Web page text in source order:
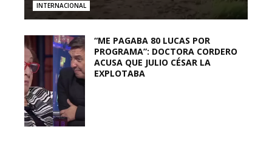
INTERNACIONAL
“ME PAGABA 80 LUCAS POR
PROGRAMA”: DOCTORA CORDERO
ACUSA QUE JULIO CÉSAR LA
EXPLOTABA